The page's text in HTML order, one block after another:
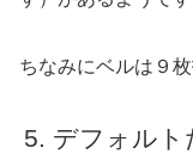
ちなみにベルは９
デフォルト